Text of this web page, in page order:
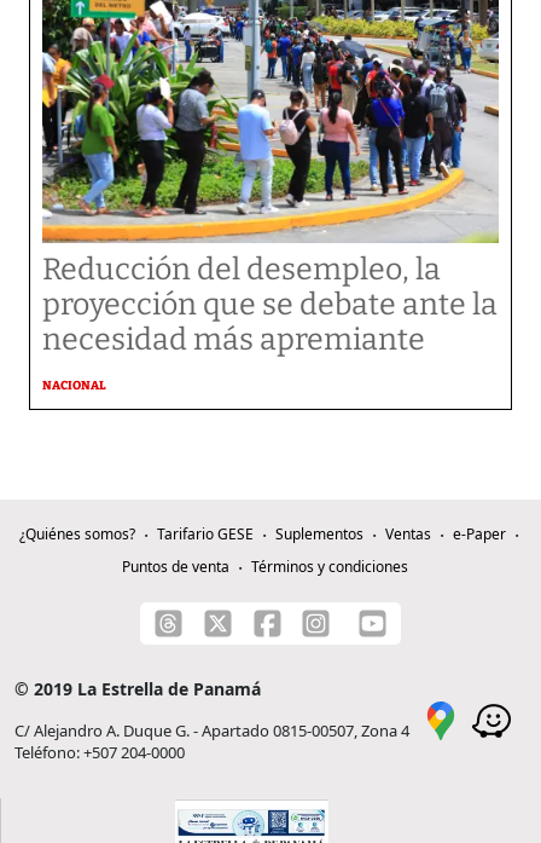
Reducción del desempleo, la
proyección que se debate ante la
necesidad más apremiante
NACIONAL
¿Quiénes somos? Tarifario GESE Suplementos Ventas
e-Paper
Puntos de venta
Términos y condiciones
© 2019 La Estrella de Panamá
C/ Alejandro A. Duque G. - Apartado 0815-00507, Zona 4
Teléfono: +507 204-0000